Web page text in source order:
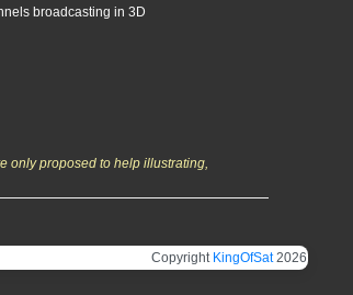
broadcasting in 3D
only proposed to help illustrating,
Copyright KingOfSat2026